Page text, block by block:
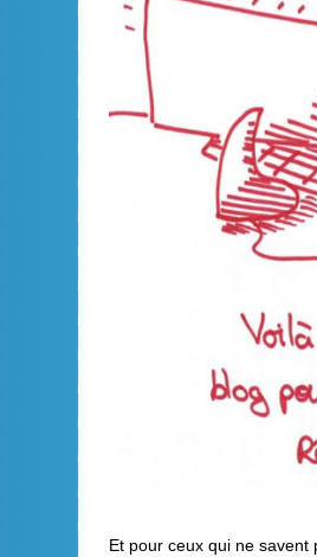
Et pour ceux qui ne